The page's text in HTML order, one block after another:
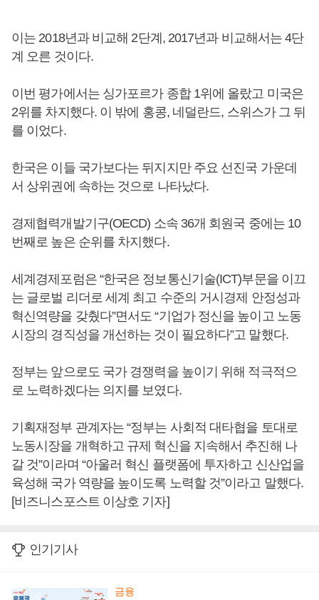
이는 2018년과 비교해 2단계, 2017년과 비교해서는 4단
계 오른 것이다.
이번 평가에서는 싱가포르가 종합 1위에 올랐고 미국은
2위를 차지했다. 이 밖에 홍콩, 네덜란드, 스위스가 그 뒤
를 이었다.
한국은 이들 국가보다는 뒤지지만 주요 선진국 가운데
서 상위권에 속하는 것으로 나타났다.
경제협력개발기구(OECD) 소속 36개 회원국 중에는 10
번째로 높은 순위를 차지했다.
세계경제포럼은 “한국은 정보통신기술(ICT)부문을 이끄
는 글로벌 리더로 세계 최고 수준의 거시경제 안정성과
혁신역량을 갖췄다”면서도 “기업가 정신을 높이고 노동
시장의 경직성을 개선하는 것이 필요하다”고 말했다.
정부는 앞으로도 국가 경쟁력을 높이기 위해 적극적으
로 노력하겠다는 의지를 보였다.
기획재정부 관계자는 “정부는 사회적 대타협을 토대로
노동시장을 개혁하고 규제 혁신을 지속해서 추진해 나
갈 것”이라며 “아울러 혁신 플랫폼에 투자하고 신산업을
육성해 국가 역량을 높이도록 노력할 것”이라고 말했다.
[비즈니스포스트 이상호 기자]
인기기사
금융